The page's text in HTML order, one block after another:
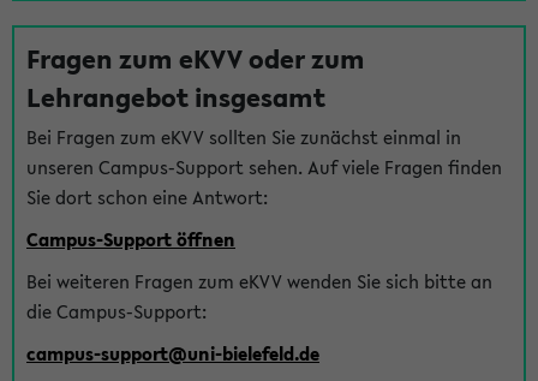
Fragen zum eKVV oder zum
Lehrangebot insgesamt
Bei Fragen zum eKVV sollten Sie zunächst einmal in
unseren Campus-Support sehen. Auf viele Fragen finden
Sie dort schon eine Antwort:
Campus-Support öffnen
Bei weiteren Fragen zum eKVV wenden Sie sich bitte an
die Campus-Support:
campus-support@uni-bielefeld.de